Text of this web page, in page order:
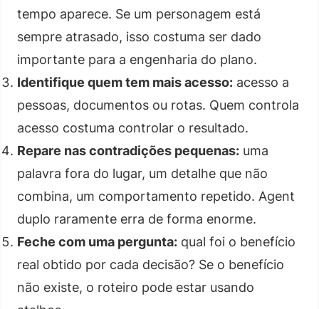
tempo aparece. Se um personagem está
sempre atrasado, isso costuma ser dado
importante para a engenharia do plano.
Identifique quem tem mais acesso: acesso a
pessoas, documentos ou rotas. Quem controla
acesso costuma controlar o resultado.
Repare nas contradições pequenas: uma
palavra fora do lugar, um detalhe que não
combina, um comportamento repetido. Agent
duplo raramente erra de forma enorme.
Feche com uma pergunta: qual foi o benefício
real obtido por cada decisão? Se o benefício
não existe, o roteiro pode estar usando